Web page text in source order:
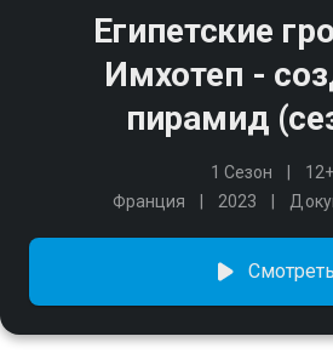
Египетские
Имхотеп -
пирамид
1 Сезон
12+
Франция
2023
Смотреть